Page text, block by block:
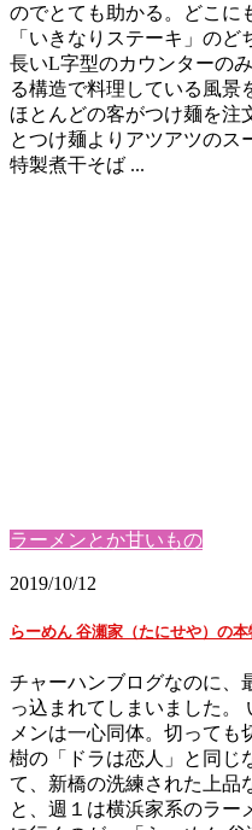
のでとても助かる。どこに
「いきなりステーキ」の
長いL字型のカウンターの
る構造で料理している風景
ほとんどの客がつけ麺を注
とつけ麺よりアツアツのス
特製煮干そば ...
ラーメンとか甘いもの
2019/10/12
らーめん 谷瀬家（たにせや）の
チャーハンブログなのに、
っ込まれてしまいました。
メンは一心同体。切っても
樹の「ドラは恋人」と同じ
て、新橋の洗練された上品
と、週１は横浜家系のラー